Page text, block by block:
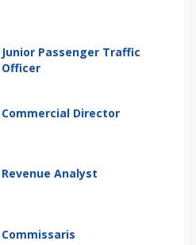
Junior Passenger Traffic
Officer
Commercial Director
Revenue Analyst
Commissaris